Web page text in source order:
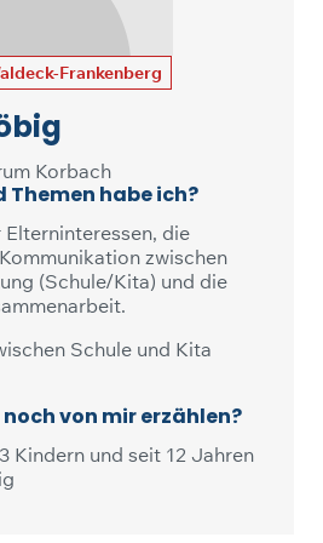
Frankenberg
Korbach
Themen habe ich?
die
zwischen
(Schule/Kita) und die
Schule und Kita
von mir erzählen?
Kindern und seit 12 Jahren